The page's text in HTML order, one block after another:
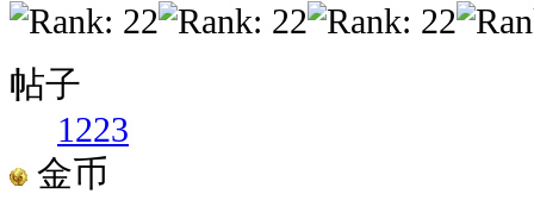
帖子
1223
金币